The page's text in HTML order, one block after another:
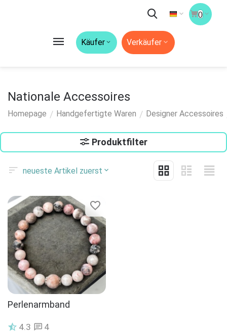
0
Käufer Verkäufer
Nationale Accessoires
Homepage / Handgefertigte Waren / Designer Accessoires
Produktfilter
neueste Artikel zuerst
Perlenarmband
4.3 4